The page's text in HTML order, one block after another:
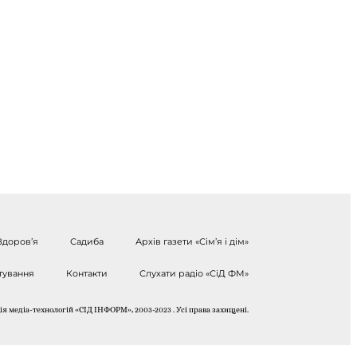
Садиба Архів газети «Сім’я і дім»
Контакти Слухати радіо «СіД ФМ»
медіа-технологій «СІД ІНФОРМ», 2003-2023 . Усі права захищені.